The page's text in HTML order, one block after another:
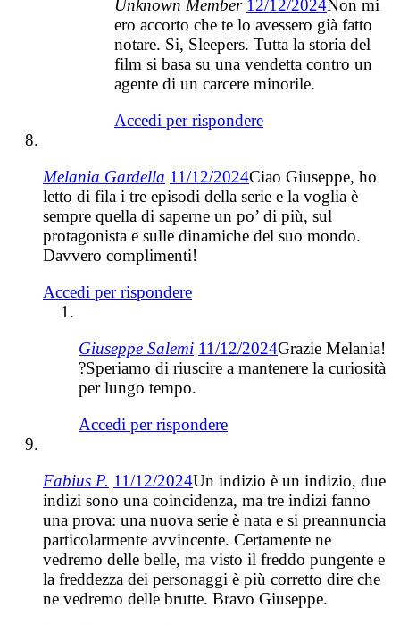
Unknown Member 12/12/2024Non mi
ero accorto che te lo avessero già fatto
notare. Si, Sleepers. Tutta la storia del
film si basa su una vendetta contro un
agente di un carcere minorile.
Accedi per rispondere
Melania Gardella 11/12/2024Ciao Giuseppe, ho
letto di fila i tre episodi della serie e la voglia è
sempre quella di saperne un po’ di più, sul
protagonista e sulle dinamiche del suo mondo.
Davvero complimenti!
Accedi per rispondere
Giuseppe Salemi 11/12/2024Grazie Melania!
?Speriamo di riuscire a mantenere la curiosità
per lungo tempo.
Accedi per rispondere
Fabius P. 11/12/2024Un indizio è un indizio, due
indizi sono una coincidenza, ma tre indizi fanno
una prova: una nuova serie è nata e si preannuncia
particolarmente avvincente. Certamente ne
vedremo delle belle, ma visto il freddo pungente e
la freddezza dei personaggi è più corretto dire che
ne vedremo delle brutte. Bravo Giuseppe.